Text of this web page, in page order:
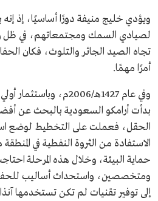
ويؤدي خليج منيفة دورًا أساسيًا، إذ إنه
لصيادي السمك ومجتمعاتهم، في
تجاه الصيد الجائر والتلوث، فكان
أمرًا مهمًا.
وفي عام 1427هـ/2006م،
بدأت أرامكو السعودية بالبحث عن
الحقل، فعملت على التخطيط لوضع
الاستفادة من الثروة النفطية في
حماية البيئة، وخلال هذه المرحلة
ومتخصصين، واستحداث أساليب للحفر
إلى توفير تقنيات لم تكن تستخدمها